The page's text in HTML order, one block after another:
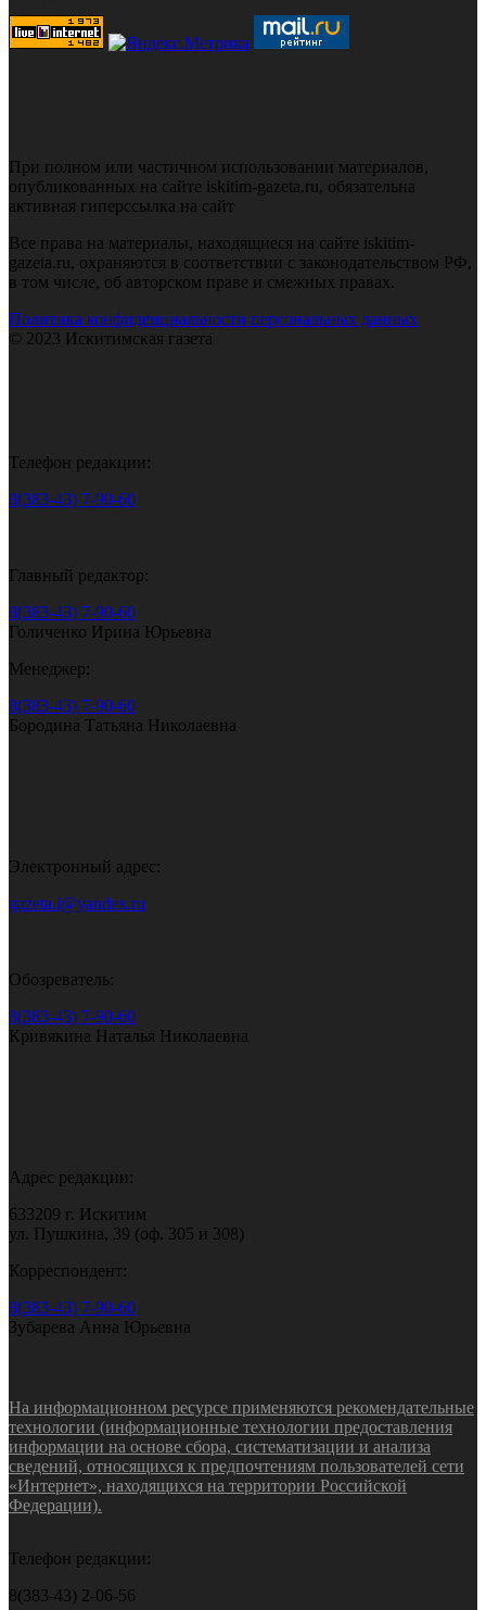
При полном или частичном использовании материалов,
опубликованных на сайте iskitim-gazeta.ru, обязательна
активная гиперссылка на сайт
Все права на материалы, находящиеся на сайте iskitim-
gazeta.ru, охраняются в соответствии с законодательством РФ,
в том числе, об авторском праве и смежных правах.
Политика конфиденциальности персональных данных
© 2023 Искитимская газета
Телефон редакции:
8(383-43) 7-90-60
Главный редактор:
8(383-43) 7-90-60
Голиченко Ирина Юрьевна
Менеджер:
8(383-43) 7-90-60
Бородина Татьяна Николаевна
Электронный адрес:
gazeta.i@yandex.ru
Обозреватель:
8(383-43) 7-90-60
Кривякина Наталья Николаевна
Адрес редакции:
633209 г. Искитим
ул. Пушкина, 39 (оф. 305 и 308)
Корреспондент:
8(383-43) 7-90-60
Зубарева Анна Юрьевна
На информационном ресурсе применяются рекомендательные
технологии (информационные технологии предоставления
информации на основе сбора, систематизации и анализа
сведений, относящихся к предпочтениям пользователей сети
«Интернет», находящихся на территории Российской
Федерации).
Телефон редакции:
8(383-43) 2-06-56